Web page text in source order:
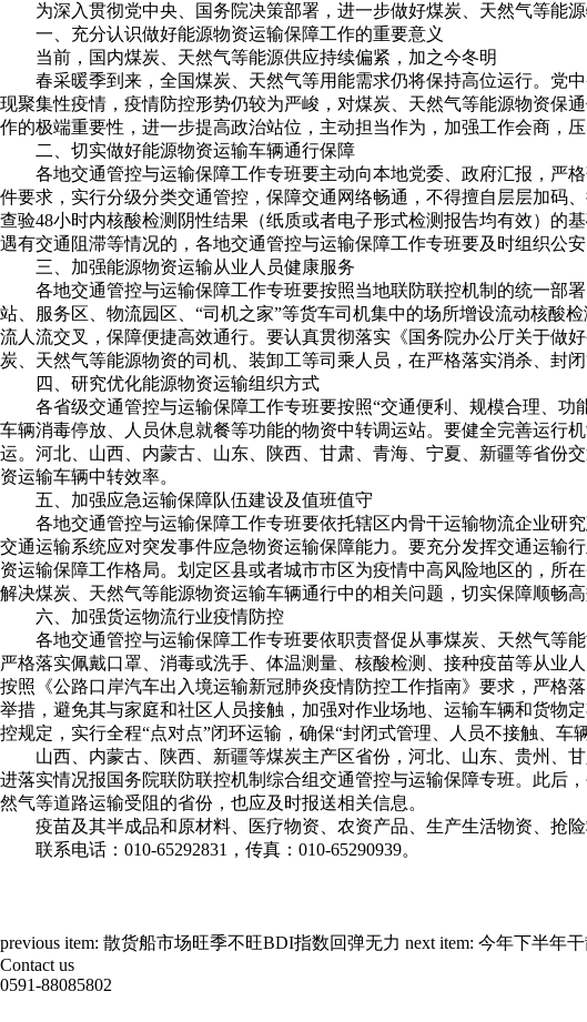
为深入贯彻党中央、国务院决策部署，进一步做好煤炭、天然气等能源
一、充分认识做好能源物资运输保障工作的重要意义
当前，国内煤炭、天然气等能源供应持续偏紧，加之今冬明
春采暖季到来，全国煤炭、天然气等用能需求仍将保持高位运行。党中
现聚集性疫情，疫情防控形势仍较为严峻，对煤炭、天然气等能源物资保
作的极端重要性，进一步提高政治站位，主动担当作为，加强工作会商，
二、切实做好能源物资运输车辆通行保障
各地交通管控与运输保障工作专班要主动向本地党委、政府汇报，严格
件要求，实行分级分类交通管控，保障交通网络畅通，不得擅自层层加码
查验48小时内核酸检测阴性结果（纸质或者电子形式检测报告均有效）的
遇有交通阻滞等情况的，各地交通管控与运输保障工作专班要及时组织公
三、加强能源物资运输从业人员健康服务
各地交通管控与运输保障工作专班要按照当地联防联控机制的统一部署
站、服务区、物流园区、“司机之家”等货车司机集中的场所增设流动核酸
流人流交叉，保障便捷高效通行。要认真贯彻落实《国务院办公厅关于做
炭、天然气等能源物资的司机、装卸工等司乘人员，在严格落实消杀、封
四、研究优化能源物资运输组织方式
各省级交通管控与运输保障工作专班要按照“交通便利、规模合理、功
车辆消毒停放、人员休息就餐等功能的物资中转调运站。要健全完善运行
运。河北、山西、内蒙古、山东、陕西、甘肃、青海、宁夏、新疆等省份
资运输车辆中转效率。
五、加强应急运输保障队伍建设及值班值守
各地交通管控与运输保障工作专班要依托辖区内骨干运输物流企业研究
交通运输系统应对突发事件应急物资运输保障能力。要充分发挥交通运输
资运输保障工作格局。划定区县或者城市市区为疫情中高风险地区的，所
解决煤炭、天然气等能源物资运输车辆通行中的相关问题，切实保障顺畅高
六、加强货运物流行业疫情防控
各地交通管控与运输保障工作专班要依职责督促从事煤炭、天然气等能
严格落实佩戴口罩、消毒或洗手、体温测量、核酸检测、接种疫苗等从业
按照《公路口岸汽车出入境运输新冠肺炎疫情防控工作指南》要求，严格
举措，避免其与家庭和社区人员接触，加强对作业场地、运输车辆和货物
控规定，实行全程“点对点”闭环运输，确保“封闭式管理、人员不接触、车
山西、内蒙古、陕西、新疆等煤炭主产区省份，河北、山东、贵州、甘
进落实情况报国务院联防联控机制综合组交通管控与运输保障专班。此后
然气等道路运输受阻的省份，也应及时报送相关信息。
疫苗及其半成品和原材料、医疗物资、农资产品、生产生活物资、抢险
联系电话：010-65292831，传真：010-65290939。
previous item: 散货船市场旺季不旺BDI指数回弹无力 next item: 今年下半年
Contact us
0591-88085802